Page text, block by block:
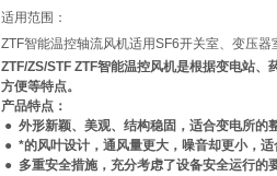
适用范围：
ZTF智能温控轴流风机适用SF6开关室、变压
ZTF/ZS/STF ZTF智能温控风机是根据变电站、
方便等特点。
产品特点：
● 外形新颖、美观、结构稳固 ， 适合变电所的
● *的风叶设计，通风量更大，噪音却更小，适
● 多重安全措施，充分考虑了设备安全运行的